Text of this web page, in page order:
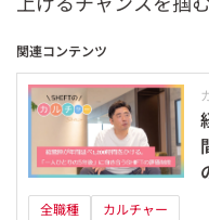
関連コンテンツ
全職種 カルチャー